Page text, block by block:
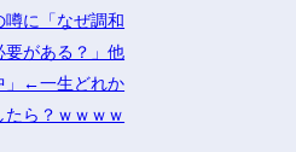
に「なぜ調和
要がある？」他
」←一生どれか
ら？ｗｗｗｗ